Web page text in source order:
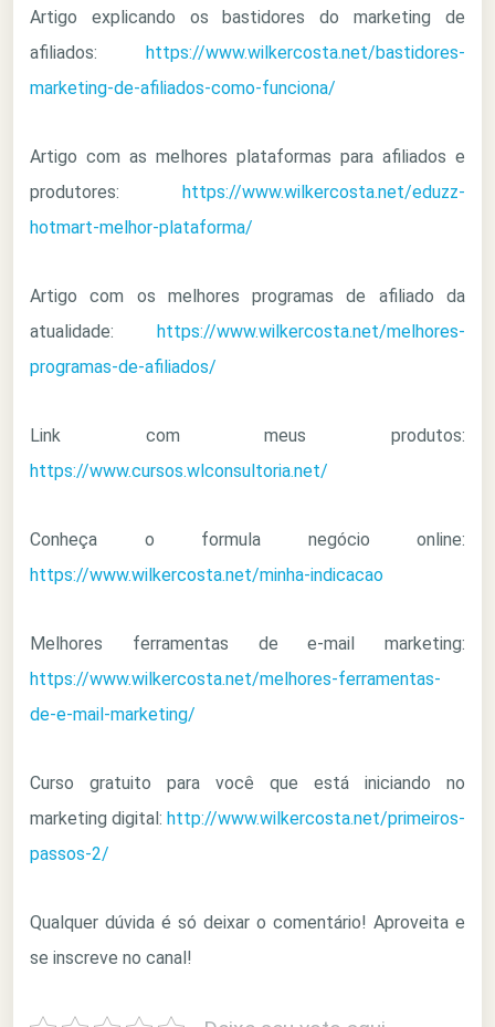
Artigo explicando os bastidores do marketing de
afiliados: https://www.wilkercosta.net/bastidores-
marketing-de-afiliados-como-funciona/
Artigo com as melhores plataformas para afiliados e
produtores: https://www.wilkercosta.net/eduzz-
hotmart-melhor-plataforma/
Artigo com os melhores programas de afiliado da
atualidade: https://www.wilkercosta.net/melhores-
programas-de-afiliados/
Link com meus produtos:
https://www.cursos.wlconsultoria.net/
Conheça o formula negócio online:
https://www.wilkercosta.net/minha-indicacao
Melhores ferramentas de e-mail marketing:
https://www.wilkercosta.net/melhores-ferramentas-
de-e-mail-marketing/
Curso gratuito para você que está iniciando no
marketing digital: http://www.wilkercosta.net/primeiros-
passos-2/
Qualquer dúvida é só deixar o comentário! Aproveita e
se inscreve no canal!